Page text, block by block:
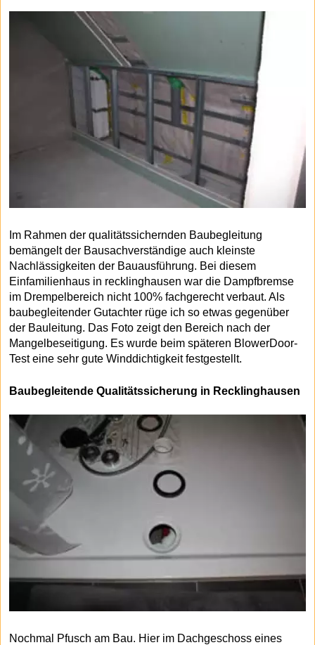
Im Rahmen der qualitätssichernden Baubegleitung
bemängelt der Bausachverständige auch kleinste
Nachlässigkeiten der Bauausführung. Bei diesem
Einfamilienhaus in recklinghausen war die Dampfbremse
im Drempelbereich nicht 100% fachgerecht verbaut. Als
baubegleitender Gutachter rüge ich so etwas gegenüber
der Bauleitung. Das Foto zeigt den Bereich nach der
Mangelbeseitigung. Es wurde beim späteren BlowerDoor-
Test eine sehr gute Winddichtigkeit festgestellt.
Baubegleitende Qualitätssicherung in Recklinghausen
Nochmal Pfusch am Bau. Hier im Dachgeschoss eines